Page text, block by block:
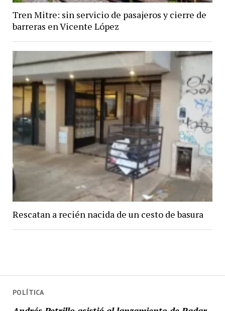
POLÍTICA
Tren Mitre: sin servicio de pasajeros y cierre de
barreras en Vicente López
Rescatan a recién nacida de un cesto de basura